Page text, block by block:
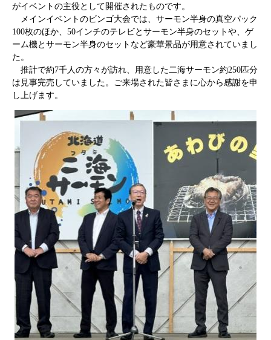
がイベントの主役として開催されたものです。
メインイベントのビンゴ大会では、サーモン半身の真空パック
100枚のほか、50インチのテレビとサーモン半身のセットや、ゲ
ーム機とサーモン半身のセットなど豪華景品が用意されていまし
た。
推計で約7千人の方々が訪れ、用意した二海サーモン約250匹分
は見事完売していました。ご来場された皆さまに心から感謝を申
し上げます。